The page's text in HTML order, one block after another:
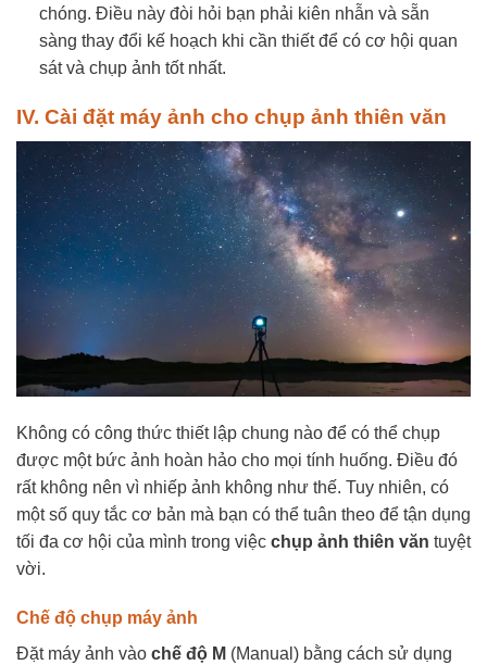
chóng. Điều này đòi hỏi bạn phải kiên nhẫn và sẵn
sàng thay đổi kế hoạch khi cần thiết để có cơ hội quan
sát và chụp ảnh tốt nhất.
IV. Cài đặt máy ảnh cho chụp ảnh thiên văn
Không có công thức thiết lập chung nào để có thể chụp
được một bức ảnh hoàn hảo cho mọi tính huống. Điều đó
rất không nên vì nhiếp ảnh không như thế. Tuy nhiên, có
một số quy tắc cơ bản mà bạn có thể tuân theo để tận dụng
tối đa cơ hội của mình trong việc chụp ảnh thiên văn tuyệt
vời.
Chế độ chụp máy ảnh
Đặt máy ảnh vào chế độ M (Manual) bằng cách sử dụng